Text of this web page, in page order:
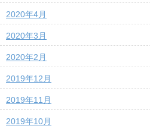
2020年4月
2020年3月
2020年2月
2019年12月
2019年11月
2019年10月